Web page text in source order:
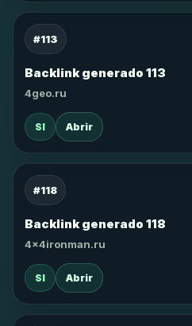
#113
Backlink generado 113
4geo.ru
SI Abrir
#118
Backlink generado 118
4x4ironman.ru
SI Abrir